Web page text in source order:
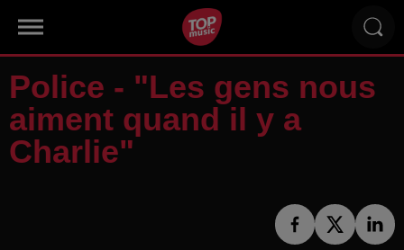
Police - "Les gens nous
aiment quand il y a
Charlie"